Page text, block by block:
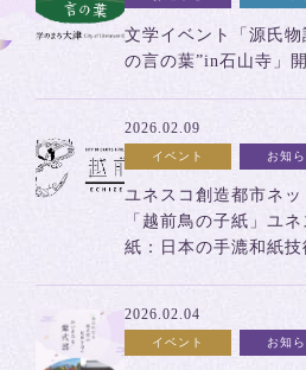
文学イベント「源氏
の言の葉”in石山寺」
2026.02.09
イベント お知
ユネスコ創造都市ネ
「越前鳥の子紙」ユ
紙：日本の手漉和紙
2026.02.04
イベント お知